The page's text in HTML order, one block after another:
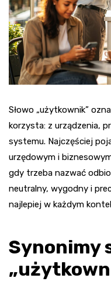
Słowo „użytkownik”
korzysta: z urządzenia,
systemu. Najczęściej
urzędowym i
gdy trzeba nazwać
neutralny, wygodny i
najlepiej w każdym
Synonimy